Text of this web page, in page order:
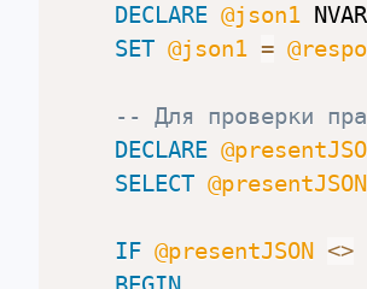
DECLARE @json1
SET @json1 =
-- Для проверки
DECLARE
SELECT @presentJSON
IF @presentJSON <>